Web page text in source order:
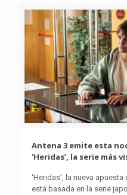
Antena 3 emite esta
‘Heridas’, la serie más
‘Heridas’, la nueva
está basada en la serie